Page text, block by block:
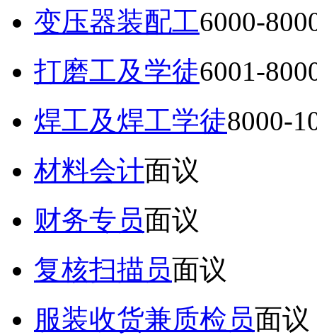
变压器装配工6000-
打磨工及学徒6001-
焊工及焊工学徒8000-
材料会计面议
财务专员面议
复核扫描员面议
服装收货兼质检员面议